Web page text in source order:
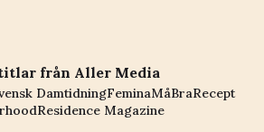
från Aller Media
DamtidningFeminaMåBraRecept
Residence Magazine